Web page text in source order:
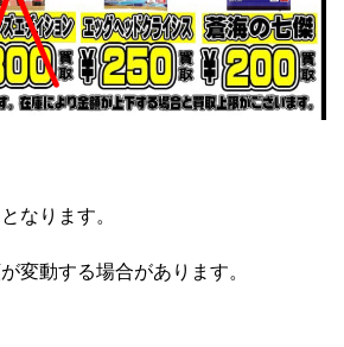
なります。
変動する場合があります。